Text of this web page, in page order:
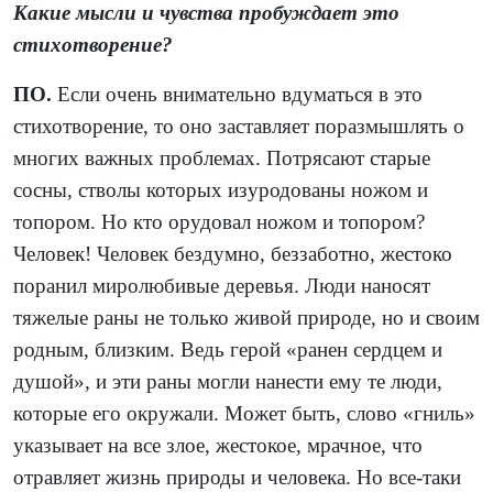
Какие мысли и чувства пробуждает это
стихотворение?
ПО. Если очень внимательно вдуматься в это
стихотворение, то оно заставляет поразмышлять о
многих важных проблемах. Потрясают старые
сосны, стволы которых изуродованы ножом и
топором. Но кто орудовал ножом и топором?
Человек! Человек бездумно, беззаботно, жестоко
поранил миролюбивые деревья. Люди наносят
тяжелые раны не только живой природе, но и своим
родным, близким. Ведь герой «ранен сердцем и
душой», и эти раны могли нанести ему те люди,
которые его окружали. Может быть, слово «гниль»
указывает на все злое, жестокое, мрачное, что
отравляет жизнь природы и человека. Но все-таки